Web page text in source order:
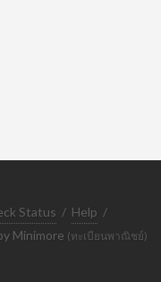
Status / Help /
Minimore (ทะเบียนพาณิชย์)